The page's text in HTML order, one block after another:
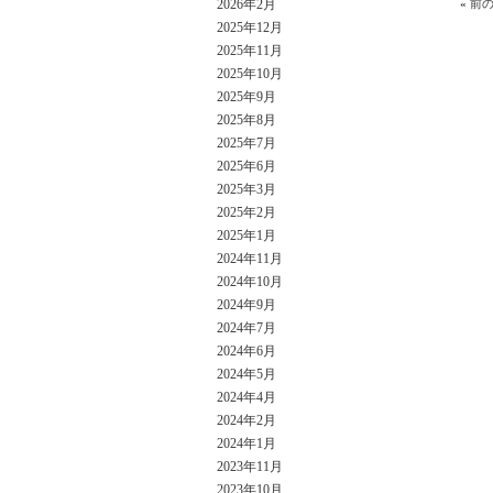
2026年2月
2025年12月
2025年11月
2025年10月
2025年9月
2025年8月
2025年7月
2025年6月
2025年3月
2025年2月
2025年1月
2024年11月
2024年10月
2024年9月
2024年7月
2024年6月
2024年5月
2024年4月
2024年2月
2024年1月
2023年11月
2023年10月
« 前